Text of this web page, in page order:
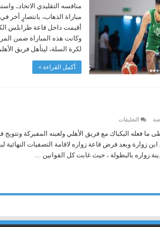
ديربي
السّلة
مغلقة
منافسه التقليدي الاتحاد..
مباراة الذهاب، بانتصارٍ آخر في
وكانت هذه المباراة ضمن
لكرة السلة، ليتأهل فريق
أكمل القراءة »
التعليقات
المبتورة
مغلقة
فعله البكباك مع فريق الأهلي ولعبته المفبركة وتتويج
زوارة وبعد فرض قاعة زواره لاقامة التصفيات النهائية
زواره بالبطولة ، حيث غابت كل القوانين …